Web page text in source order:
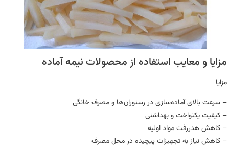
مزایا و معایب استفاده از محصولات نیمه‌ آماده
مزایا
– سرعت بالای آماده‌سازی در رستوران‌ها و مصرف خانگی
– کیفیت یکنواخت و بهداشتی
– کاهش هدررفت مواد اولیه
– کاهش نیاز به تجهیزات پیچیده در محل مصرف